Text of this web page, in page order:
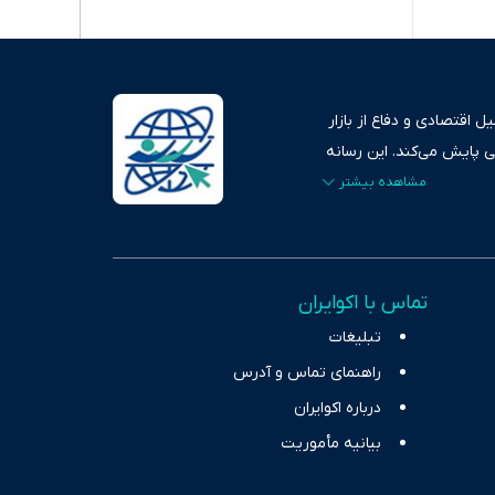
و دفاع از بازار
پایش می‌کند. این رسانه
بازارهای مالی،
حوزه‌های اثرگذار بر
تماس با اکوایران
تبلیغات
راهنمای تماس و آدرس
درباره اکوایران
بیانیه مأموریت